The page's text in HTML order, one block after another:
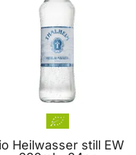
Heilwasser still EW